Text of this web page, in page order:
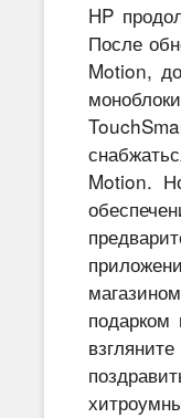
HP
После
Motion,
Motion.
подарком